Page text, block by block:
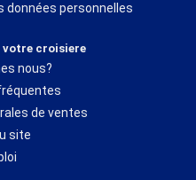
données personnelles
croisiere
nous?
de ventes
site